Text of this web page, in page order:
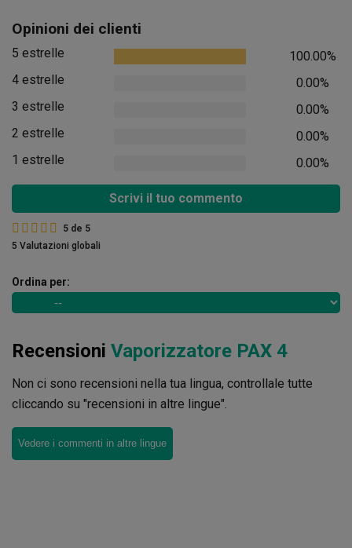
Opinioni dei clienti
5 estrelle
100.00%
4 estrelle
0.00%
3 estrelle
0.00%
2 estrelle
0.00%
1 estrelle
0.00%
Scrivi il tuo commento
5 de 5
5 Valutazioni globali
Ordina per:
Recensioni Vaporizzatore PAX 4
Non ci sono recensioni nella tua lingua, controllale tutte
cliccando su "recensioni in altre lingue".
Vedere i commenti in altre lingue